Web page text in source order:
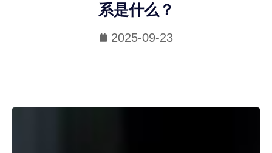
系是什么？
2025-09-23